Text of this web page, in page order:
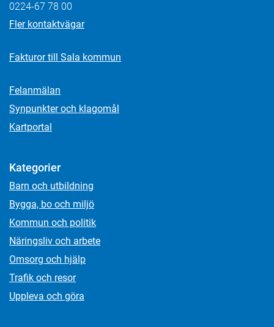
0224-67 78 00
Fler kontaktvägar
Fakturor till Sala kommun
Felanmälan
Synpunkter och klagomål
Kartportal
Kategorier
Barn och utbildning
Bygga, bo och miljö
Kommun och politik
Näringsliv och arbete
Omsorg och hjälp
Trafik och resor
Uppleva och göra